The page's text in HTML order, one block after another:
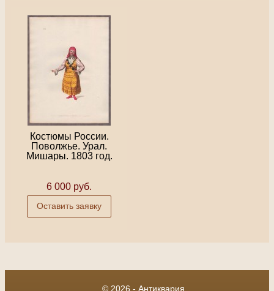
Костюмы России.
Поволжье. Урал.
Мишары. 1803 год.
6 000 руб.
Оставить заявку
© 2026 - Антиквария